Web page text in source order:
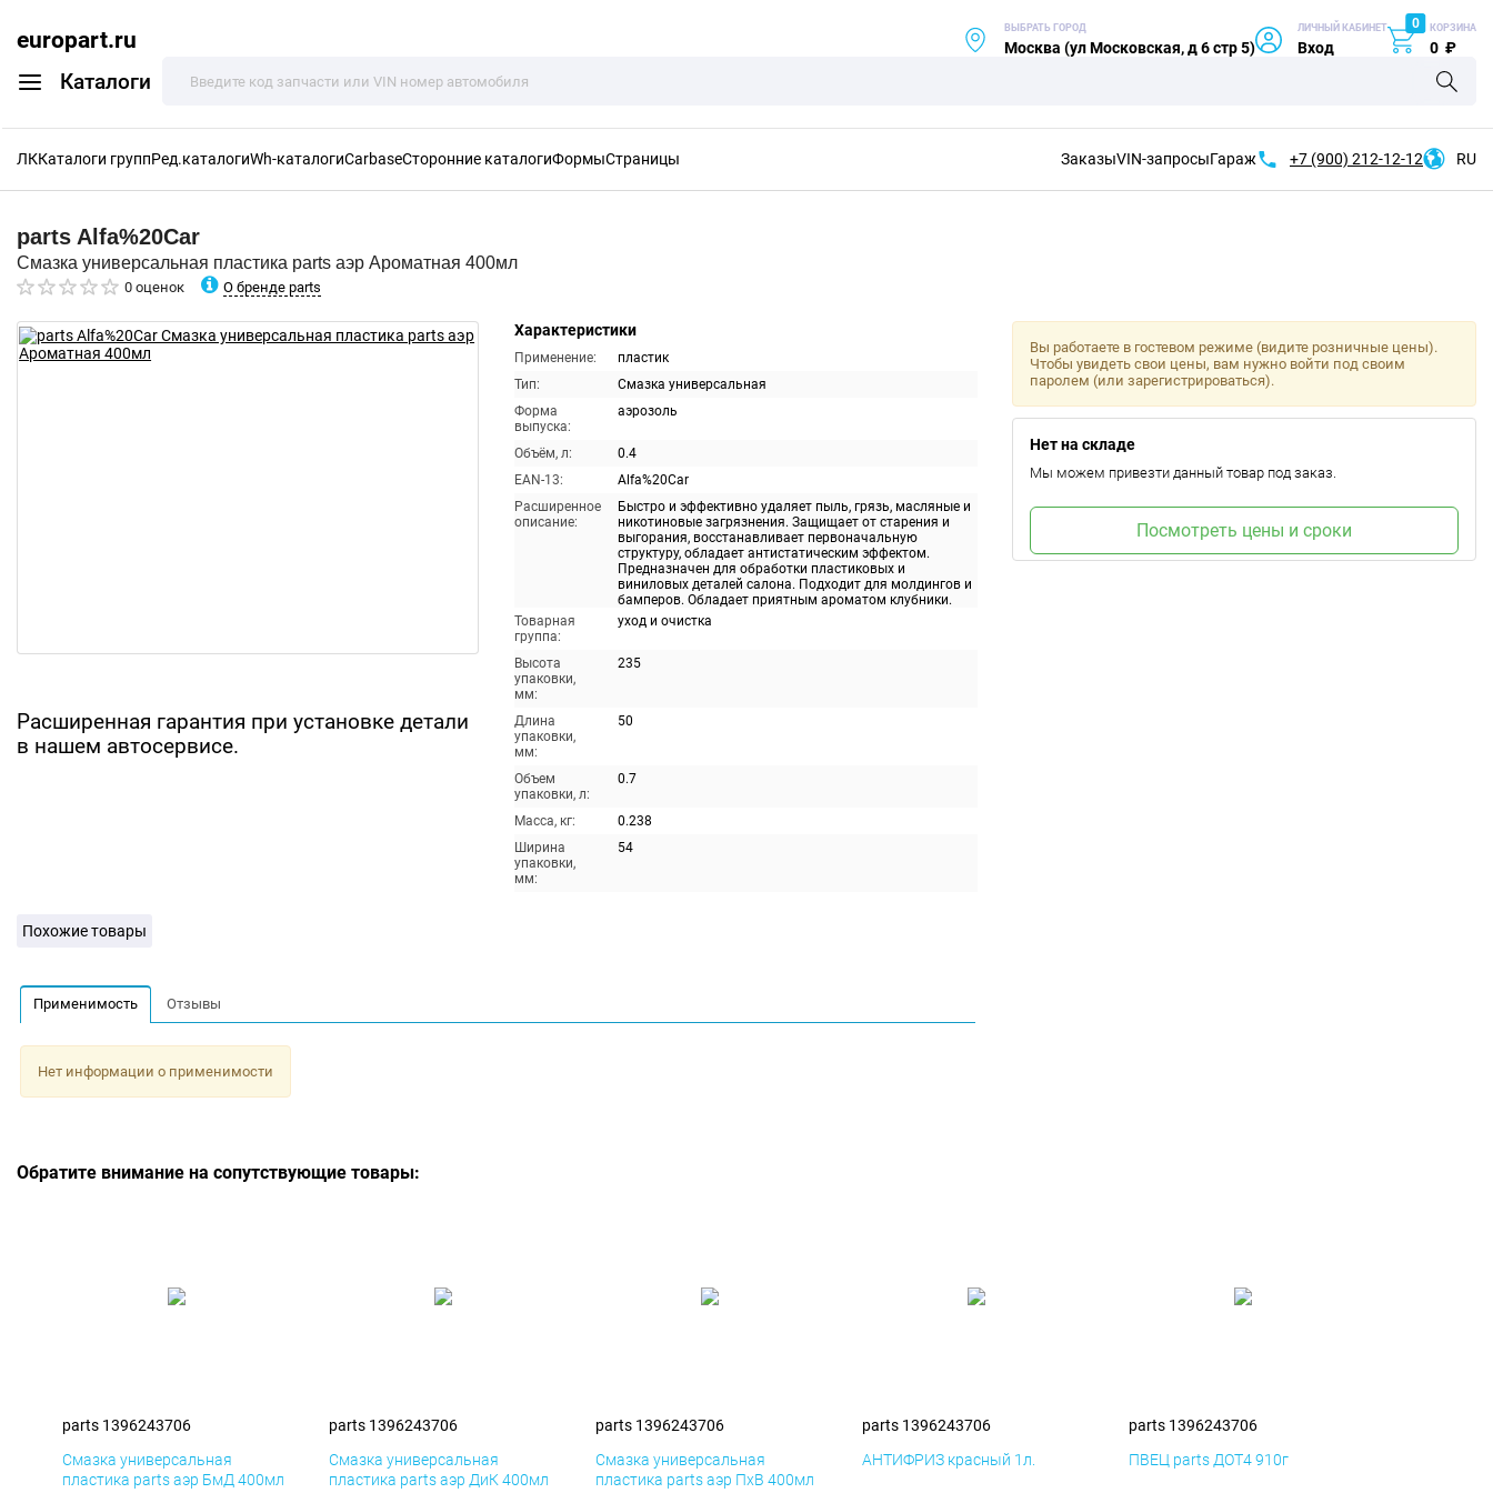
europart.ru
Каталоги
ВЫБРАТЬ ГОРОД
Москва (ул Московская, д 6 стр 5)
ЛИЧНЫЙ КАБИНЕТ
Вход
0 КОРЗИНА
0 ₽
ЛККаталоги группРед.каталогиWh-каталогиCarbaseСторонние каталогиФормыСтраницы ЗаказыVIN-запросыГараж +7 (900) 212-12-12 RU
parts Alfa%20Car
Смазка универсальная пластика parts аэр Ароматная 400мл
0 оценок О бренде parts
Расширенная гарантия при установке детали
в нашем автосервисе.
Характеристики
Применение:
пластик
Тип:
Смазка универсальная
Форма
выпуска:
аэрозоль
Объём, л:
0.4
EAN-13:
Alfa%20Car
Расширенное
описание:
Быстро и эффективно удаляет пыль, грязь, масляные и
никотиновые загрязнения. Защищает от старения и
выгорания, восстанавливает первоначальную
структуру, обладает антистатическим эффектом.
Предназначен для обработки пластиковых и
виниловых деталей салона. Подходит для молдингов и
бамперов. Обладает приятным ароматом клубники.
Товарная
группа:
уход и очистка
Высота
упаковки,
мм:
235
Длина
упаковки,
мм:
50
Объем
упаковки, л:
0.7
Масса, кг:
0.238
Ширина
упаковки,
мм:
54
Вы работаете в гостевом режиме (видите розничные цены).
Чтобы увидеть свои цены, вам нужно войти под своим
паролем (или зарегистрироваться).
Нет на складе
Мы можем привезти данный товар под заказ.
Посмотреть цены и сроки
Похожие товары
Применимость Отзывы
Нет информации о применимости
Обратите внимание на сопутствующие товары:
parts 1396243706
Смазка универсальная
пластика parts аэр БмД 400мл
parts 1396243706
Смазка универсальная
пластика parts аэр ДиК 400мл
parts 1396243706
Смазка универсальная
пластика parts аэр ПхВ 400мл
parts 1396243706
АНТИФРИЗ красный 1л.
parts 1396243706
ПВЕЦ parts ДОТ4 910г